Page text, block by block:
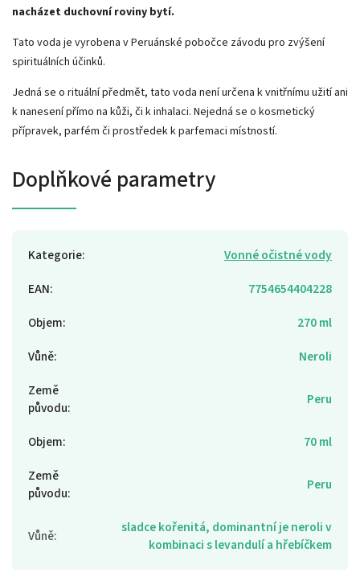
nacházet duchovní roviny bytí.
Tato voda je vyrobena v Peruánské pobočce závodu pro zvýšení
spirituálních účinků.
Jedná se o rituální předmět, tato voda není určena k vnitřnímu užití ani
k nanesení přímo na kůži, či k inhalaci. Nejedná se o kosmetický
přípravek, parfém či prostředek k parfemaci místností.
Doplňkové parametry
Kategorie:
Vonné očistné vody
EAN:
7754654404228
Objem:
270 ml
Vůně:
Neroli
Země
původu: Peru
Objem:
70 ml
Země
původu: Peru
Vůně:
sladce kořenitá, dominantní je neroli v
kombinaci s levandulí a hřebíčkem